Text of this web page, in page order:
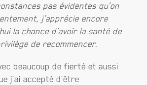
pas évidentes qu’on
j’apprécie encore
la chance d’avoir la santé de
de recommencer.
beaucoup de fierté et aussi
j’ai accepté d’être